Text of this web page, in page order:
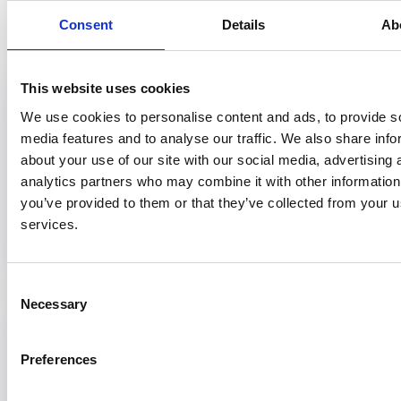
Consent Details
This website uses cookies
We use cookies to personalise content and ads, to provide
media features and to analyse our traffic. We also share
about your use of our site with our social media, advertising
analytics partners who may combine it with other
you’ve provided to them or that they’ve collected from your
services.
Selection
Necessary
Preferences
Bekijk ook
De visueel beperkte cliënt in de
claimbeoordeling
Richard Daniëls - OH104
Wetenschappelijke publicatie
De prevalentie van visueel beperkte mensen ligt wereldwijd rond de
200 miljoen. De Nederlandse bevolking telde in 2009 een totaal van...
Nienke van de Waal - PH162
Wetenschappelijke publicatie